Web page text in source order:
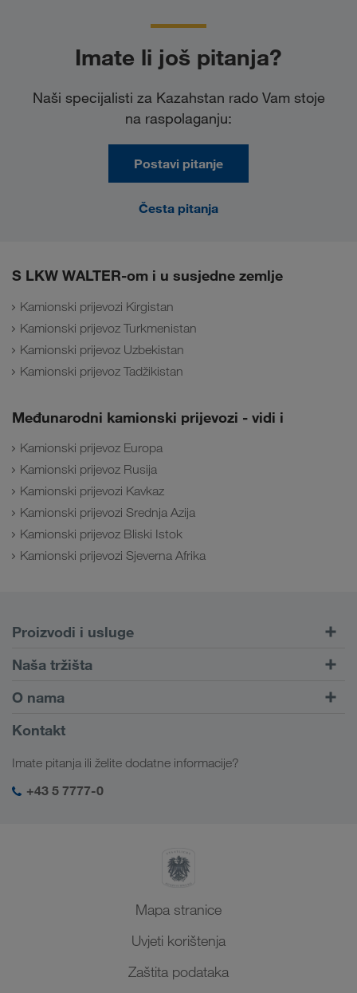
Imate li još pitanja?
Naši specijalisti za Kazahstan rado Vam stoje
na raspolaganju:
Postavi pitanje
Česta pitanja
S LKW WALTER-om i u susjedne zemlje
Kamionski prijevozi Kirgistan
Kamionski prijevoz Turkmenistan
Kamionski prijevoz Uzbekistan
Kamionski prijevoz Tadžikistan
Međunarodni kamionski prijevozi - vidi i
Kamionski prijevoz Europa
Kamionski prijevoz Rusija
Kamionski prijevozi Kavkaz
Kamionski prijevozi Srednja Azija
Kamionski prijevoz Bliski Istok
Kamionski prijevozi Sjeverna Afrika
Proizvodi i usluge
Cestovni prijevoz
Portal za klijente CONNECT
Digitalna rješenja
Rješenja prema branši
Naša tržišta
Europa
Kavkaz
Srednja Azija
Bliski Istok
O nama
Informacije o poduzeću
Društvena odgovornost
SHEQ-menadžment
Kontakt
Imate pitanja ili želite dodatne informacije?
+43 5 7777-0
Mapa stranice
Uvjeti korištenja
Zaštita podataka